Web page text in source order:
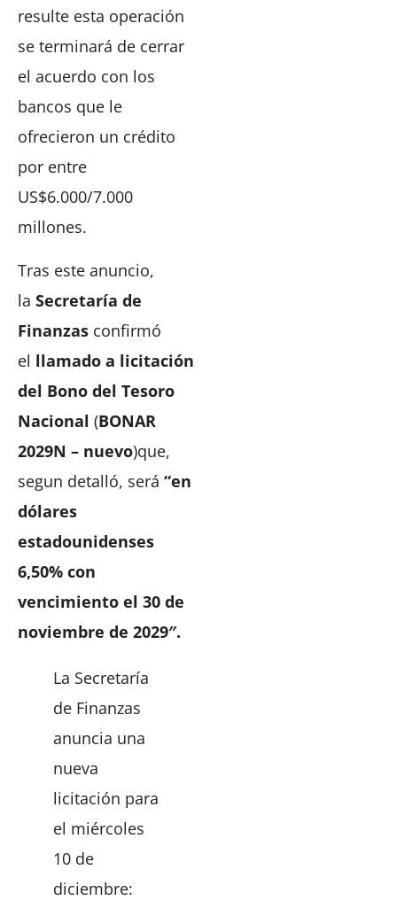
resulte esta operación
se terminará de cerrar
el acuerdo con los
bancos que le
ofrecieron un crédito
por entre
US$6.000/7.000
millones.
Tras este anuncio,
la Secretaría de
Finanzas confirmó
el llamado a licitación
del Bono del Tesoro
Nacional (BONAR
2029N – nuevo)que,
segun detalló, será “en
dólares
estadounidenses
6,50% con
vencimiento el 30 de
noviembre de 2029″.
La Secretaría
de Finanzas
anuncia una
nueva
licitación para
el miércoles
10 de
diciembre: